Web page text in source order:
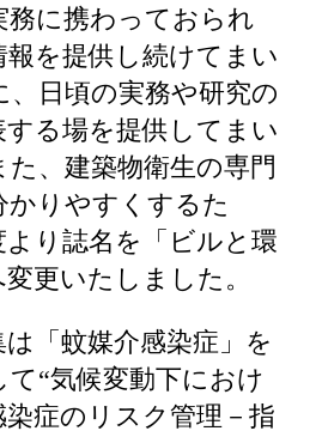
務に携わっておられ
報を提供し続けてまい
、日頃の実務や研究の
する場を提供してまい
た、建築物衛生の専門
かりやすくするた
より誌名を「ビルと環
更いたしました。
「蚊媒介感染症」を
て“気候変動下におけ
染症のリスク管理－指